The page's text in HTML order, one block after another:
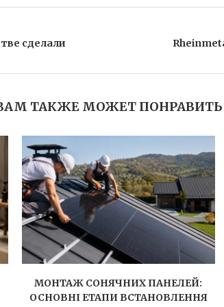
сделали
ТАКЖЕ МОЖЕТ
МОНТАЖ СОНЯЧНИХ ПАНЕЛЕЙ:
ОСНОВНІ ЕТАПИ ВСТАНОВЛЕННЯ